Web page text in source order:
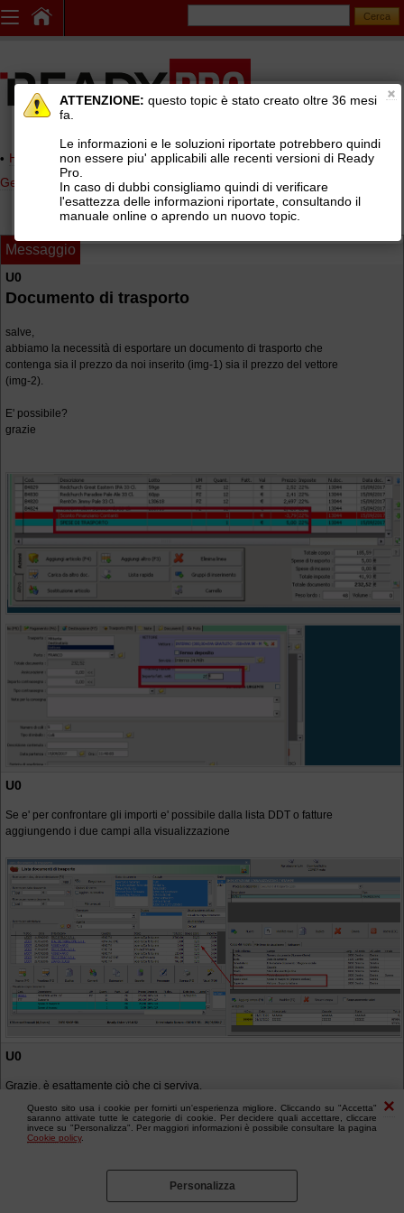
Questo sito usa i cookie per fornirti un'esperienza migliore. Cliccando su "Accetta"
saranno attivate tutte le categorie di cookie. Per decidere quali accettare, cliccare
invece su "Personalizza". Per maggiori informazioni è possibile consultare la pagina
Cookie policy.
Personalizza
Home page> AREE DI SUPPORTO TECNICO GRATUITO>
Gestionale Ready Pro>Archiviazione documentale
Messaggio
U0
Documento di trasporto
salve,
abbiamo la necessità di esportare un documento di trasporto che
contenga sia il prezzo da noi inserito (img-1) sia il prezzo del vettore
(img-2).
E' possibile?
grazie
U0
Se e' per confrontare gli importi e' possibile dalla lista DDT o fatture
aggiungendo i due campi alla visualizzazione
U0
Grazie, è esattamente ciò che ci serviva.
ATTENZIONE: questo topic è stato creato oltre 36 mesi
fa.
Le informazioni e le soluzioni riportate potrebbero quindi
non essere piu' applicabili alle recenti versioni di Ready
Pro.
In caso di dubbi consigliamo quindi di verificare
l'esattezza delle informazioni riportate, consultando il
manuale online o aprendo un nuovo topic.